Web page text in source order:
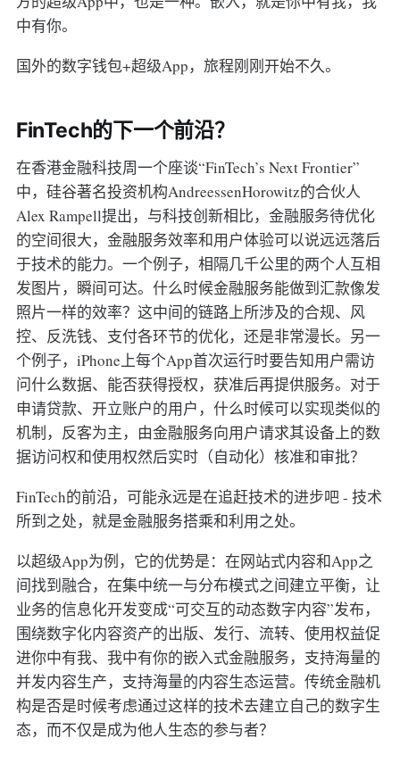
中有你。
国外的数字钱包+超级App，旅程刚刚开始不久。
FinTech的下一个前沿？
在香港金融科技周一个座谈“FinTech’s Next Frontier”
中，硅谷著名投资机构AndreessenHorowitz的合伙人
Alex Rampell提出，与科技创新相比，金融服务待优化
的空间很大，金融服务效率和用户体验可以说远远落后
于技术的能力。一个例子，相隔几千公里的两个人互相
发图片，瞬间可达。什么时候金融服务能做到汇款像发
照片一样的效率？这中间的链路上所涉及的合规、风
控、反洗钱、支付各环节的优化，还是非常漫长。另一
个例子，iPhone上每个App首次运行时要告知用户需访
问什么数据、能否获得授权，获准后再提供服务。对于
申请贷款、开立账户的用户，什么时候可以实现类似的
机制，反客为主，由金融服务向用户请求其设备上的数
据访问权和使用权然后实时（自动化）核准和审批？
FinTech的前沿，可能永远是在追赶技术的进步吧 - 技术
所到之处，就是金融服务搭乘和利用之处。
以超级App为例，它的优势是：在网站式内容和App之
间找到融合，在集中统一与分布模式之间建立平衡，让
业务的信息化开发变成“可交互的动态数字内容”发布，
围绕数字化内容资产的出版、发行、流转、使用权益促
进你中有我、我中有你的嵌入式金融服务，支持海量的
并发内容生产，支持海量的内容生态运营。传统金融机
构是否是时候考虑通过这样的技术去建立自己的数字生
态，而不仅是成为他人生态的参与者？